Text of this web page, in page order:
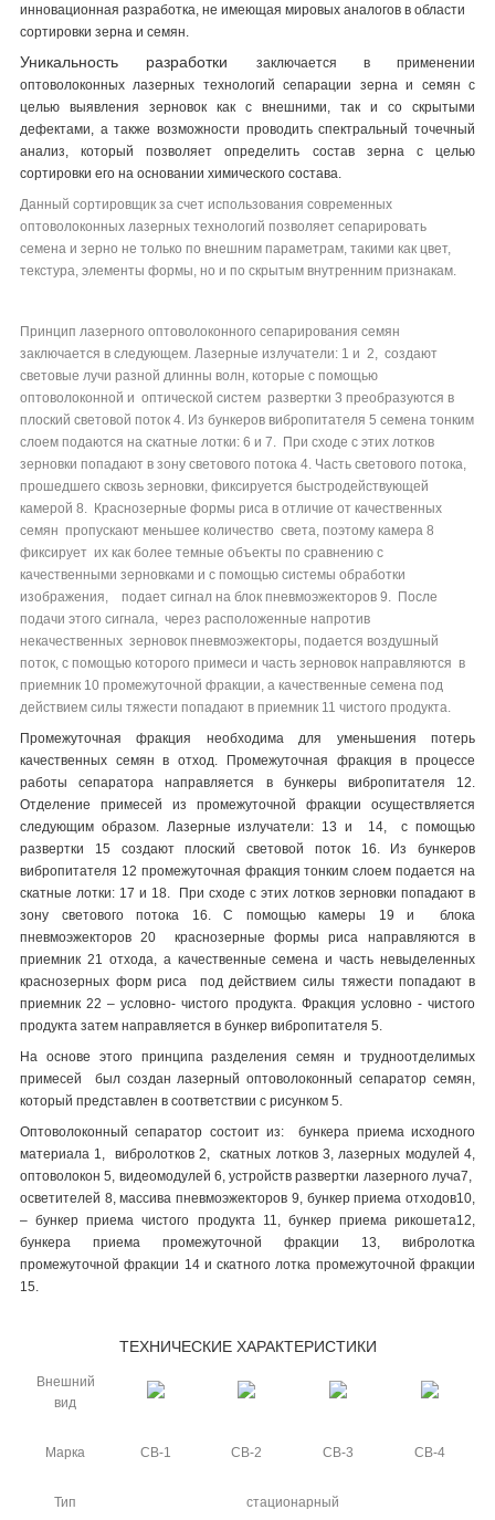
инновационная разработка, не имеющая мировых аналогов в области
сортировки зерна и семян.
Уникальность разработки
заключается в применении
оптоволоконных лазерных технологий сепарации зерна и семян с
целью выявления зерновок как с внешними, так и со скрытыми
дефектами, а также возможности проводить спектральный точечный
анализ, который позволяет определить состав зерна с целью
сортировки его на основании химического состава.
Данный сортировщик за счет использования современных
оптоволоконных лазерных технологий позволяет сепарировать
семена и зерно не только по внешним параметрам, такими как цвет,
текстура, элементы формы, но и по скрытым внутренним признакам.
Принцип лазерного оптоволоконного сепарирования семян
заключается в следующем. Лазерные излучатели: 1 и 2, создают
световые лучи разной длинны волн, которые с помощью
оптоволоконной и оптической систем развертки 3 преобразуются в
плоский световой поток 4. Из бункеров вибропитателя 5 семена тонким
слоем подаются на скатные лотки: 6 и 7. При сходе с этих лотков
зерновки попадают в зону светового потока 4. Часть светового потока,
прошедшего сквозь зерновки, фиксируется быстродействующей
камерой 8. Краснозерные формы риса в отличие от качественных
семян пропускают меньшее количество света, поэтому камера 8
фиксирует их как более темные объекты по сравнению с
качественными зерновками и с помощью системы обработки
изображения, подает сигнал на блок пневмоэжекторов 9. После
подачи этого сигнала, через расположенные напротив
некачественных зерновок пневмоэжекторы, подается воздушный
поток, с помощью которого примеси и часть зерновок направляются в
приемник 10 промежуточной фракции, а качественные семена под
действием силы тяжести попадают в приемник 11 чистого продукта.
Промежуточная фракция необходима для уменьшения потерь
качественных семян в отход. Промежуточная фракция в процессе
работы сепаратора направляется в бункеры вибропитателя 12.
Отделение примесей из промежуточной фракции осуществляется
следующим образом. Лазерные излучатели: 13 и 14, с помощью
развертки 15 создают плоский световой поток 16. Из бункеров
вибропитателя 12 промежуточная фракция тонким слоем подается на
скатные лотки: 17 и 18. При сходе с этих лотков зерновки попадают в
зону светового потока 16. С помощью камеры 19 и блока
пневмоэжекторов 20 краснозерные формы риса направляются в
приемник 21 отхода, а качественные семена и часть невыделенных
краснозерных форм риса под действием силы тяжести попадают в
приемник 22 – условно- чистого продукта. Фракция условно - чистого
продукта затем направляется в бункер вибропитателя 5.
На основе этого принципа разделения семян и трудноотделимых
примесей был создан лазерный оптоволоконный сепаратор семян,
который представлен в соответствии с рисунком 5.
Оптоволоконный сепаратор состоит из: бункера приема исходного
материала 1, вибролотков 2, скатных лотков 3, лазерных модулей 4,
оптоволокон 5, видеомодулей 6, устройств развертки лазерного луча7,
осветителей 8, массива пневмоэжекторов 9, бункер приема отходов10,
– бункер приема чистого продукта 11, бункер приема рикошета12,
бункера приема промежуточной фракции 13, вибролотка
промежуточной фракции 14 и скатного лотка промежуточной фракции
15.
ТЕХНИЧЕСКИЕ ХАРАКТЕРИСТИКИ
Внешний
вид
Марка СВ-1 СВ-2 СВ-3 СВ-4
Тип стационарный